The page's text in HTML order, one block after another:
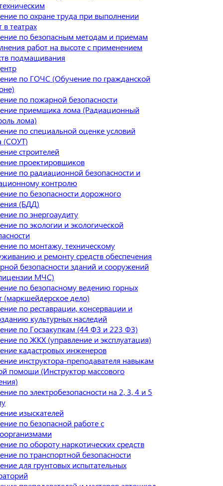
по охране труда при выполнении
в театрах
по безопасным методам и приемам
работ на высоте с применением
подмащивания
по ГОЧС (Обучение по гражданской
по пожарной безопасности
приемщика лома (Радиационный
лома)
по специальной оценке условий
(СОУТ)
строителей
проектировщиков
по радиационной безопасности и
контролю
по безопасности дорожного
(БДД)
по энергоаудиту
по экологии и экологической
по монтажу, техническому
и ремонту средств обеспечения
безопасности зданий и сооружений
МЧС)
по безопасному ведению горных
(маркшейдерское дело)
по реставрации, консервации и
культурных наследий
по Госзакупкам (44 ФЗ и 223 ФЗ)
по ЖКХ (управление и эксплуатация)
кадастровых инженеров
инструктора-преподавателя навыкам
помощи (Инструктор массового
по электробезопасности на 2, 3, 4 и 5
изыскателей
по безопасной работе с
по обороту наркотических средств
по транспортной безопасности
для грунтовых испытательных